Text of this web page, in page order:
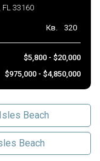
FL 33160
Кв. 320
$5,800 - $20,000
$975,000 - $4,850,000
Beach
Beach